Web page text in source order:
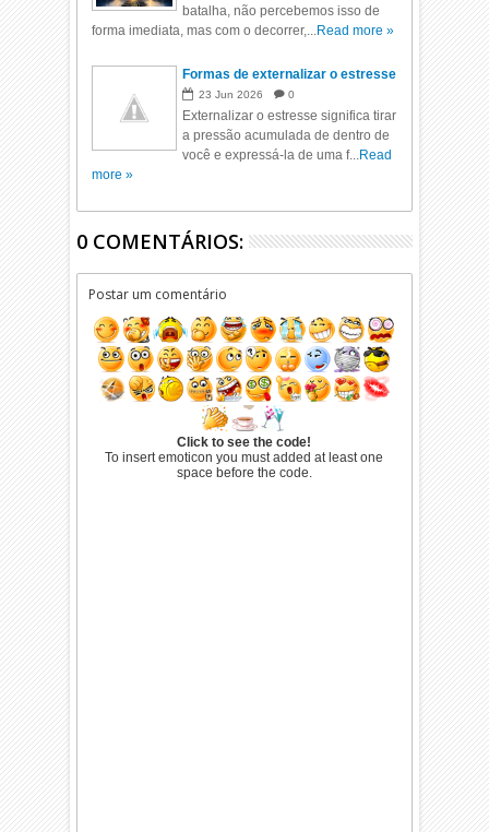
batalha, não percebemos isso de
forma imediata, mas com o decorrer,...Read more »
Formas de externalizar o estresse
23 Jun 2026 0
Externalizar o estresse significa tirar
a pressão acumulada de dentro de
você e expressá-la de uma f...Read
more »
0 COMENTÁRIOS:
Postar um comentário
Click to see the code!
To insert emoticon you must added at least one
space before the code.